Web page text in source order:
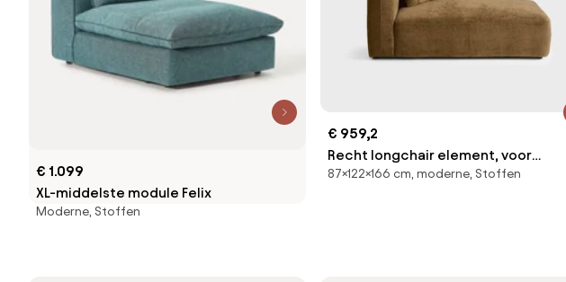
€ 1.099
XL-middelste module Felix
Moderne, Stoffen
€ 959,2
Recht longchair element, voor
modulaire bank, in jacquard chenille,
87×122×166 cm, moderne, Stoffen